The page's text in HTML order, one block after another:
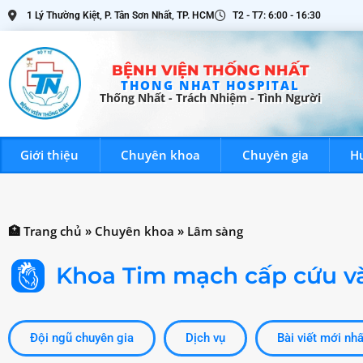
1 Lý Thường Kiệt, P. Tân Sơn Nhất, TP. HCM T2 - T7: 6:00 - 16:30
BỆNH VIỆN THỐNG NHẤT
THONG NHAT HOSPITAL
Thống Nhất - Trách Nhiệm - Tình Người
BỆNH VIỆN THỐNG NHẤT
Thống Nhất - Trách Nhiệm - Tình Người Giới
Giới thiệu Chuyên khoa Chuyên gia
🏥 Trang chủ » Chuyên khoa » Lâm sàng
Khoa Tim mạch cấp cứu
Đội ngũ chuyên gia Dịch vụ Bài viết mới